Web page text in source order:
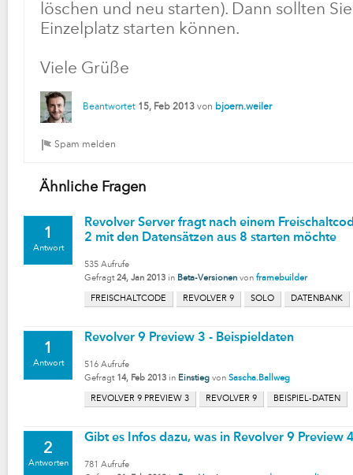
löschen und neu starten). Dann sollten
Einzelplatz starten können.
Viele Grüße
Beantwortet 15, Feb 2013 von bjoern.weiler
Ähnliche Fragen
1
Antwort
Revolver Server fragt nach einem
2 mit den Datensätzen aus 8 starten möchte
535 Aufrufe
Gefragt 24, Jan 2013 in Beta-Versionen von framebuilder
FREISCHALTCODE REVOLVER 9 SOLO DATENBANK
1
Antwort
Revolver 9 Preview 3 - Beispieldaten
516 Aufrufe
Gefragt 14, Feb 2013 in Einstieg von Sascha.Ballweg
REVOLVER 9 PREVIEW 3 REVOLVER 9 BEISPIEL-DATEN
2
Antworten
Gibt es Infos dazu, was in Revolver 9 Preview
781 Aufrufe